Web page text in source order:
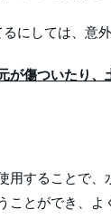
にしては、意
が傷ついたり、
用することで
ことができ、よ